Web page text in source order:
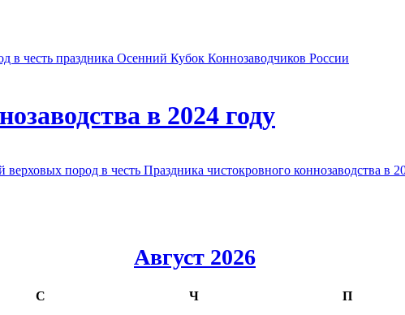
честь праздника Осенний Кубок Коннозаводчиков России
в 2024 году
пород в честь Праздника чистокровного коннозаводства в
Август 2026
С Ч П